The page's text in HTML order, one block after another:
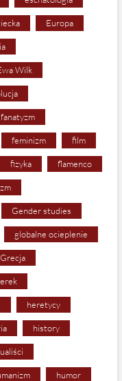
Europa
Wilk
fanatyzm
feminizm film
fizyka flamenco
Gender studies
globalne ocieplenie
Grecja
heretycy
history
humor